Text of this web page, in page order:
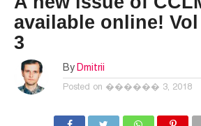
available online!
3
By Dmitrii
Posted on ������ 3, 2018